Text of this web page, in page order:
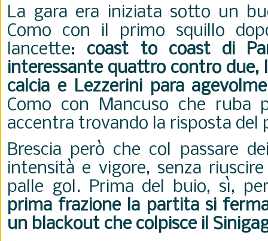
La gara era iniziata sotto un
Como con il primo squillo
lancette: coast to coast di
interessante quattro contro due,
calcia e Lezzerini para
Como con Mancuso che ruba
accentra trovando la risposta del
Brescia però che col passare
intensità e vigore, senza
palle gol. Prima del buio, sì,
prima frazione la partita si
un blackout che colpisce il